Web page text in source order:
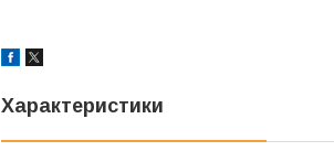
Характеристики